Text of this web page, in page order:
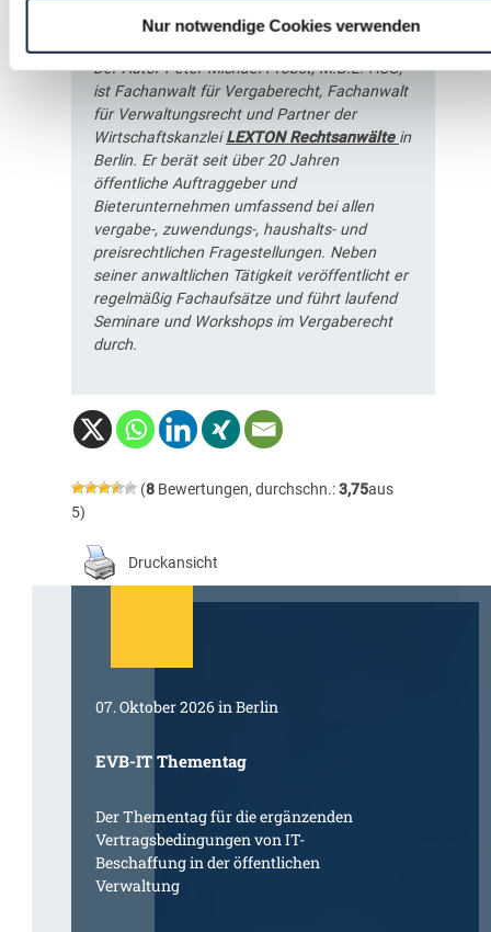
Nur notwendige Cookies verwenden
M.B.L.-HSG
Der Autor Peter Michael Probst, M.B.L.-HSG,
ist Fachanwalt für Vergaberecht, Fachanwalt
für Verwaltungsrecht und Partner der
WirtschaftskanzleiLEXTON Rechtsanwälte in
Berlin. Er berät seit über 20 Jahren
öffentliche Auftraggeber und
Bieterunternehmen umfassend bei allen
vergabe-, zuwendungs-, haushalts- und
preisrechtlichen Fragestellungen. Neben
seiner anwaltlichen Tätigkeit veröffentlicht er
regelmäßig Fachaufsätze und führt laufend
Seminare und Workshops im Vergaberecht
durch.
(8Bewertungen, durchschn.:3,75aus
5)
Druckansicht
07. Oktober 2026 in Berlin
EVB-IT Thementag
Der Thementag für die ergänzenden
Vertragsbedingungen von IT-
Beschaffung in der öffentlichen
Verwaltung